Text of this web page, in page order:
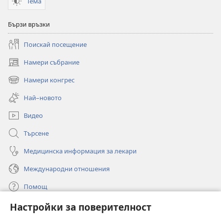
Настройки за поверителност
Бързи връзки
Поискай посещение
Намери събрание
(отваря
нов
прозорец)
Намери конгрес
(отваря
нов
прозорец)
Най–новото
Видео
Търсене
Медицинска информация за лекари
Международни отношения
Помощ
Дарения